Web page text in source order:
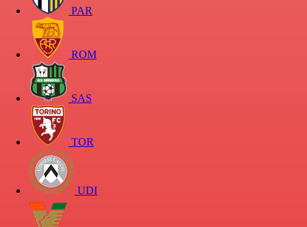
PAR
ROM
SAS
TOR
UDI